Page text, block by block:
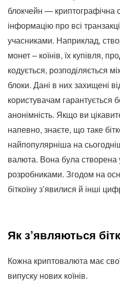
блокчейн — криптографічна
інформацію про всі
учасниками. Наприклад,
монет – коїнів, їх купівля,
кодується, розподіляється
блоки. Дані в них захищені
користувачам гарантується
анонімність. Якщо ви
напевно, знаєте, що таке
найпопулярніша на
валюта. Вона була створена
розробниками. Згодом на
біткоїну з’явилися й інші
Як з’являються
Кожна криптовалюта має
випуску нових коїнів.